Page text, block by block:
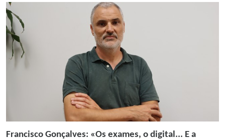
Francisco Gonçalves: «Os exames, o digital... E a